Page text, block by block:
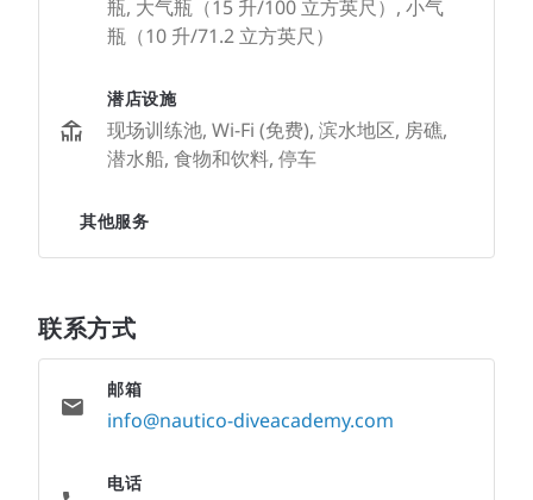
瓶, 大气瓶（15 升/100 立方英尺）, 小气
瓶（10 升/71.2 立方英尺）
潜店设施
现场训练池, Wi-Fi (免费), 滨水地区, 房礁,
潜水船, 食物和饮料, 停车
其他服务
联系方式
邮箱
info@nautico-diveacademy.com
电话